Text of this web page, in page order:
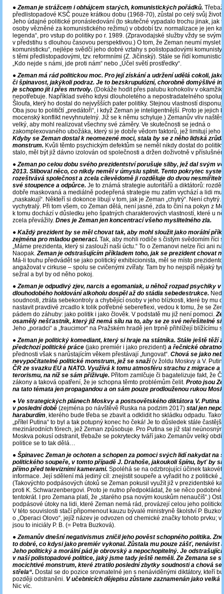
●Zeman je strážcem i obhájcem starých, komunistických pořádků.
předlistopadové KSČ pouze krátkou dobu (1968-70), zůstal po celý svůj život
Jeho údajné politické pronásledování (to skutečné vypadalo trochu jinak, jak
osoby vězněné za komunistického režimu) v období tzv. normalizace je jen
legenda“, pro vstup do politiky po r. 1989. (Zpravodajské služby vždy se
v předstihu s dlouhou časovou perspektivou.) O tom, že Zeman neumí myslet
komunisticku“, nejlépe svědčí jeho dobré vztahy s polistopadovými komunisty
s těmi předlistopadovými, tzv. reformními (Z. Jičínský). Stále se řídí
„Kdo nejde s námi, jde proti nám“ nebo „Účel světí prostředky“.
●Zeman má rád politickou moc. Pro její získání a udržení udělá cokoli,
či špinavost, jakýkoli podraz. Je to bezskrupulózní, chorobně domýšlivé
je schopno jít i přes mrtvoly. (Dokáže hodit přes palubu kohokoliv v
nepotřebuje. Například svého kdysi dlouholetého a nepostradatelného
Šloufa, který ho dostal do nejvyšších pater politiky. Stejnou vlastností
Oba jsou to političtí „predátoři“, i když Zeman je inteligentnější. Proto je jejich
mocenský konflikt nevyhnutelný. Již se k němu schyluje.) Zemanův vliv
velký, aby mohl realizovat všechny své záměry. Ve skutečnosti se jedná o
zakomplexovaného ubožáka, který si je dobře vědom faktorů, jež limitují jeho
Kdyby se Zeman dostal k neomezené moci, stala by se z něho lidská
monstrum. Kvůli těmto psychickým defektům se neměl nikdy dostat do
stalo, měl být již dávno izolován od společnosti a držen doživotně v
●Zeman po celou dobu svého prezidentství porušuje sliby, jež dal svým
2013. Sliboval něco, co nikdy neměl v úmyslu splnit. Tento pokrytec
rozeštvává společnost a zcela cílevědomě ji rozděluje do dvou
své stoupence a odpůrce. Je to známá strategie autoritářů a diktátorů:
dobře maskovaná a mediálně podepřená strategie mu zatím vychází a lidi mu
„naskakují“. Někteří si dokonce libují v tom, jak je Zeman „chytrý“. Není chytrý.
vychytralý. Při tom všem, co Zeman dělá, není jasné, zda to činí na pokyn z
k tomu dochází v důsledku jeho špatných charakterových vlastností, které u
zcela převážily. Dnes je Zeman jen koncentrací všeho myslitelného zla.
● Každý prezident by se měl chovat tak, aby mohl sloužit jako morální
zejména pro mladou generaci. Tak, aby mohli rodiče s čistým svědomím říci
„Máme prezidenta, který si zaslouží naši úctu.“ To o Zemanovi nelze říci ani
Naopak.Zeman je odstrašujícím příkladem toho, jak se prezident chovat
Má-li touhu předvádět se jako politický exhibicionista, měl se místo
angažovat v cirkuse – spolu se cvičenými zvířaty. Tam by ho nejspíš nějaký
sežral a byl by od něho pokoj.
●Zeman je odpudivý zjev, narcis a egomaniak, u něhož rozpad psychiky v
dlouhodobého holdování alkoholu dospěl až do stádia sebedestrukce.
soudnosti, ztráta sebekontroly a chybějící osoby v jeho blízkosti, které by mu
nastavit pravdivé zrcadlo k tolik potřebné sebereflexi, vedou k tomu, že se
pádem do záhuby: jako politik i jako člověk. V podstatě mu již není pomoci.
osamělý nešťastník, který již nemá sílu na to, aby se ze své neřešitelné
Jeho „poradci“ a „fraucimor“ na Pražském hradě jen trpně přihlížejí blížícímu
●Zeman je politický komediant, který si hraje na státníka. Stále ještě těží
předchozí politické práce (jako premiér i jako prezident) a řečnické
přednosti však s narůstajícím věkem přestávají „fungovat“. Chová se jako
nevypočitatelné politické monstrum, jež se snaží(v žoldu Moskvy a V.
ČR ze svazku EU a NATO. Využívá k tomu atmosféru strachu z migrace a
terorismu, na níž se sám přiživuje. Přitom zamlčuje či bagatelizuje fakt, že
zákony a taková opatření, že je schopna těmto problémům čelit. Proto jsou
na tato témata jen propagandou a on sám pouze prodlouženou rukou
● Ve strategických plánech Moskvy a postsovětského diktátora V. Putina
v poslední době (zejména po návštěvě Ruska na podzim 2017) stal jen
haraburdím, kterého bude třeba se zbavit a odklidit ho skládku odpadu.
„přítel Putina“ to byl a tak potupný konec ho čeká! Je to důsledek stále
mezinárodních fórech, jež Zeman způsobuje. Pro Putina se již stal
Moskva pokusí odstranit, třebaže se pokrytecky tváří jako Zemanův velký
politice se to tak dělá…
● Špinavec Zeman je ochoten a schopen za pomoci svých lidí nakydat na
politického soupeře, v tomto případě J. Drahoše, jakoukoli špínu, byť by
přímo před televizními kamerami. Spoléhá se na odzbrojující účinek
informace. Její sdělení má jediný cíl: znejistit soupeře a vyřadit ho z politické
(Takovýchto podpásových útoků se Zeman pokusil využít již v prezidentské
proti K. Schwarzenbergovi. Proto je nutno předpokládat, že se něco
tentokrát. I pro Zemana platí, že „starého psa novým kouskům nenaučíš“.)
podpásové útoky na lidi, které Zeman nemá rád, provázejí celou jeho
V této souvislosti stačí připomenout kauzu bývalé ministryně školství P.
o „Operaci Olovo“, jejíž název je odvozen od chemické značky tohoto prvku;
jsou to iniciály P. B. (= Petra Buzková).
●Zemanův dnešní negativismus zničil jeho pověst schopného politika.
to dobré, co kdysi jako premiér vykonal. Zůstala mu pouze zášť, nenávist
Jeho politický a morální pád je obrovský a nepochopitelný. Je
v naší polistopadové politice, jaký jsme tady ještě neměli. Ze Zemana se
mocichtivé monstrum, které ztratilo poslední zbytky soudnosti a chová se
střela“. Dostal se do pozice srovnatelné jen s nenáviděnými diktátory, kteří
později odstraněni. V učebnicích dějepisu zůstane zaznamenán jako velká
Nic víc.